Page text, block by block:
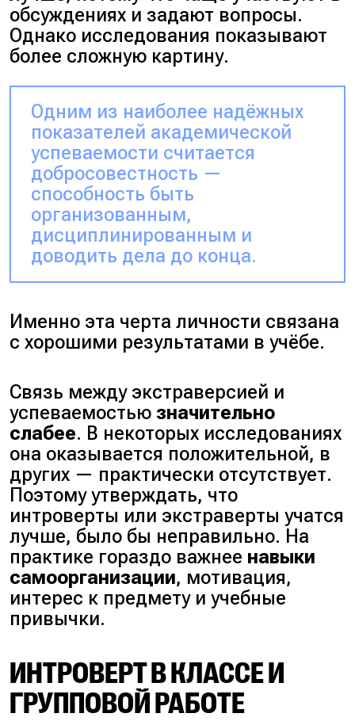
обсуждениях и задают вопросы.
Однако исследования показывают
более сложную картину.
Одним из наиболее надёжных
показателей академической
успеваемости считается
добросовестность —
способность быть
организованным,
дисциплинированным и
доводить дела до конца.
Именно эта черта личности связана
с хорошими результатами в учёбе.
Связь между экстраверсией и
успеваемостью значительно
слабее. В некоторых исследованиях
она оказывается положительной, в
других — практически отсутствует.
Поэтому утверждать, что
интроверты или экстраверты учатся
лучше, было бы неправильно. На
практике гораздо важнее навыки
самоорганизации, мотивация,
интерес к предмету и учебные
привычки.
ИНТРОВЕРТ В КЛАССЕ И
ГРУППОВОЙ РАБОТЕ